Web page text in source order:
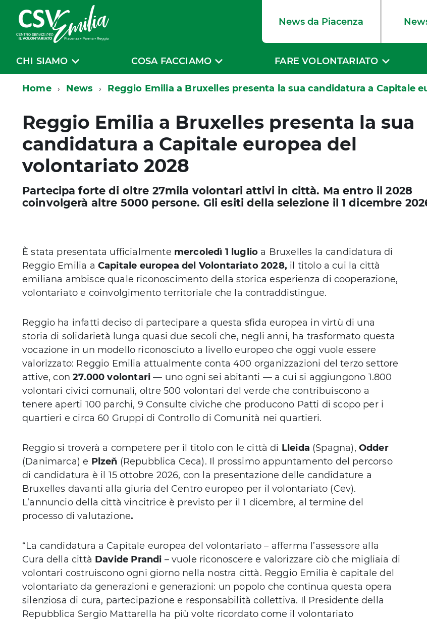
News da Piacenza
CHI SIAMO COSA FACCIAMO FARE VOLONTARIATO
Home News Reggio Emilia a Bruxelles presenta la sua candidatura a Capitale
Reggio Emilia a Bruxelles presenta la sua
candidatura a Capitale europea del
volontariato 2028
Partecipa forte di oltre 27mila volontari attivi in città. Ma entro il 2028
coinvolgerà altre 5000 persone. Gli esiti della selezione il 1 dicembre
È stata presentata ufficialmente mercoledì 1 luglio a Bruxelles la candidatura di
Reggio Emilia a Capitale europea del Volontariato 2028, il titolo a cui la città
emiliana ambisce quale riconoscimento della storica esperienza di cooperazione,
volontariato e coinvolgimento territoriale che la contraddistingue.
Reggio ha infatti deciso di partecipare a questa sfida europea in virtù di una
storia di solidarietà lunga quasi due secoli che, negli anni, ha trasformato questa
vocazione in un modello riconosciuto a livello europeo che oggi vuole essere
valorizzato: Reggio Emilia attualmente conta 400 organizzazioni del terzo settore
attive, con27.000 volontari — uno ogni sei abitanti — a cui si aggiungono 1.800
volontari civici comunali, oltre 500 volontari del verde che contribuiscono a
tenere aperti 100 parchi, 9 Consulte civiche che producono Patti di scopo per i
quartieri e circa 60 Gruppi di Controllo di Comunità nei quartieri.
Reggio si troverà a competere per il titolo con le città di Lleida (Spagna), Odder
(Danimarca) e Plzeň (Repubblica Ceca). Il prossimo appuntamento del percorso
di candidatura è il 15 ottobre 2026, con la presentazione delle candidature a
Bruxelles davanti alla giuria del Centro europeo per il volontariato (Cev).
L’annuncio della città vincitrice è previsto per il 1 dicembre, al termine del
processo di valutazione.
“La candidatura a Capitale europea del volontariato – afferma l’assessore alla
Cura della città Davide Prandi – vuole riconoscere e valorizzare ciò che migliaia di
volontari costruiscono ogni giorno nella nostra città. Reggio Emilia è capitale del
volontariato da generazioni e generazioni: un popolo che continua questa opera
silenziosa di cura, partecipazione e responsabilità collettiva. Il Presidente della
Repubblica Sergio Mattarella ha più volte ricordato come il volontariato